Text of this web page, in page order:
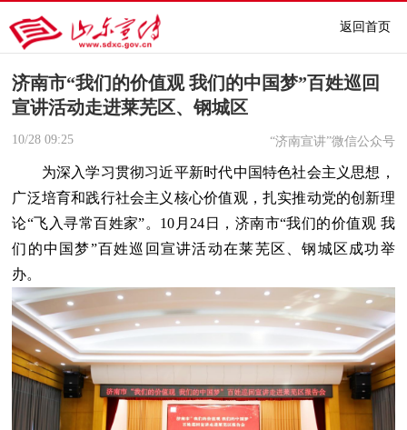
返回首页
济南市“我们的价值观 我们的中国梦”百姓巡回
宣讲活动走进莱芜区、钢城区
10/28 09:25 “济南宣讲”微信公众号
为深入学习贯彻习近平新时代中国特色社会主义思想，
广泛培育和践行社会主义核心价值观，扎实推动党的创新理
论“飞入寻常百姓家”。10月24日，济南市“我们的价值观 我
们的中国梦”百姓巡回宣讲活动在莱芜区、钢城区成功举
办。